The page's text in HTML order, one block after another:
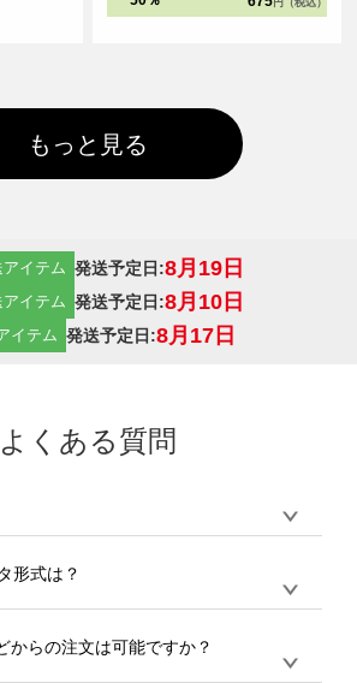
円（税込）
もっと見る
イテム 発送予定日:8月19日
イテム 発送予定日:8月10日
イテム 発送予定日:8月17日
よくある質問
て承っております。デザインツールから
ンの作成から決済まで完了できます。
上やシルク印刷など、大口注文の場合
ポートが担当するエコバッグコンシェル
形式は？
るデータ形式は、JPG / PNG / AI / PSD /
からの注文は可能ですか？